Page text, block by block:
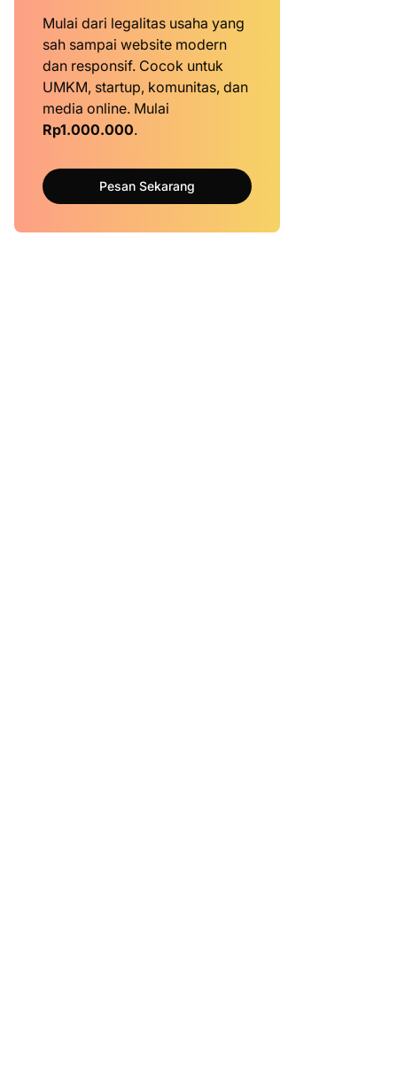
Mulai dari legalitas usaha yang
sah sampai website modern
dan responsif. Cocok untuk
UMKM, startup, komunitas, dan
media online. Mulai
Rp1.000.000.
Pesan Sekarang